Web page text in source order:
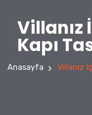
Villanız
Kapı
Anasayfa Villanız